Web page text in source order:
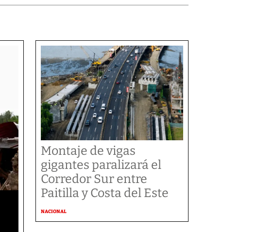
Montaje de vigas
gigantes paralizará el
Corredor Sur entre
Paitilla y Costa del Este
NACIONAL